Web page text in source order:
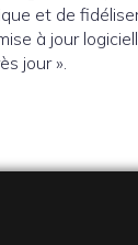
et de
à jour
jour ».